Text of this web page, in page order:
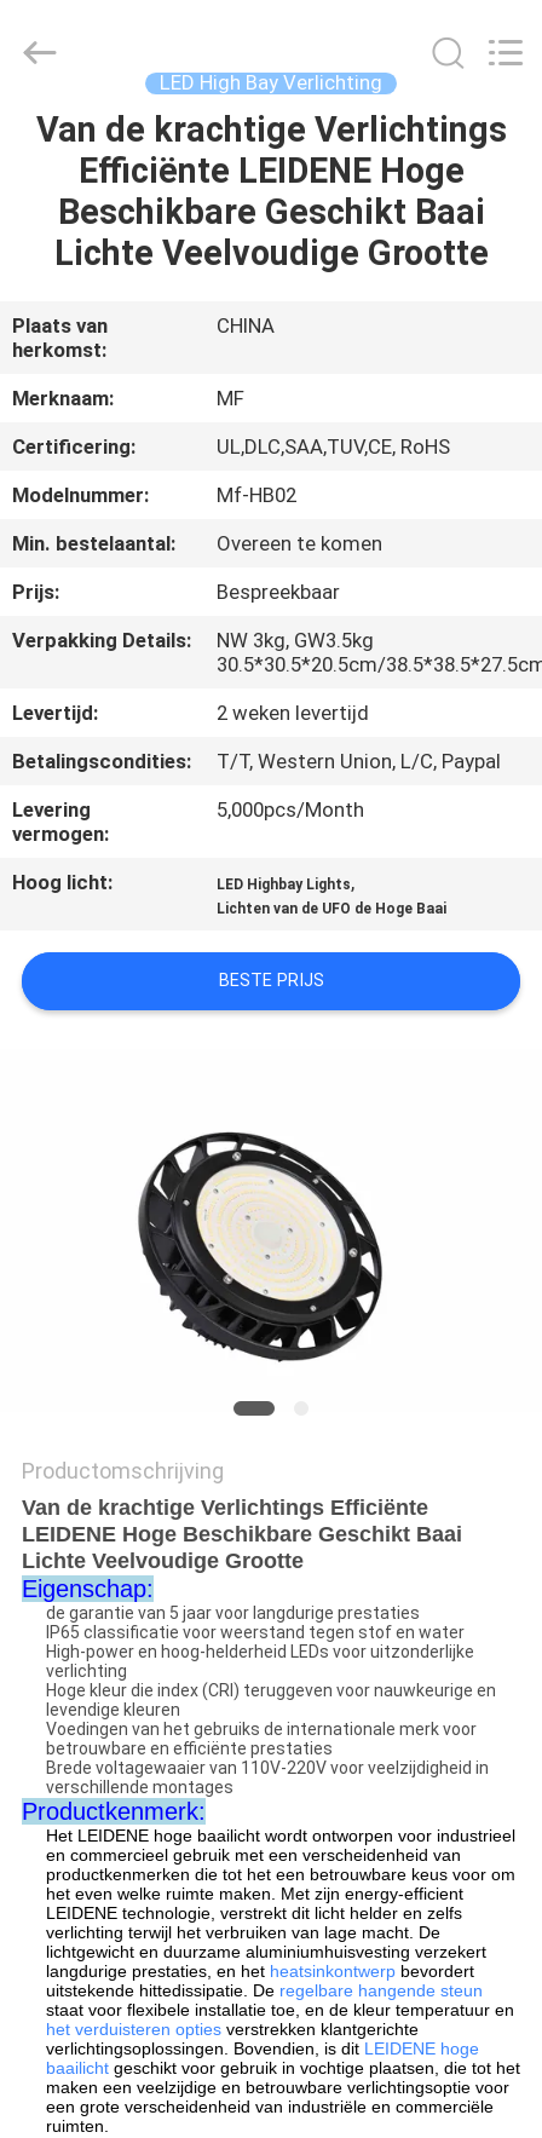
HUIS
PRODUCTEN
OVER
ONS
FABRIEKSREIS
KWALITEITSCONTROLE
CONTACTEER
VERZOEK
OM EEN
CITAAT
PRIVACY
Co.,Ltd..
LED High Bay Verlichting
Van de krachtige Verlichtings
Efficiënte LEIDENE Hoge
Beschikbare Geschikt Baai
Lichte Veelvoudige Grootte
Plaats van
herkomst:
CHINA
Merknaam:
MF
Certificering:
UL,DLC,SAA,TUV,CE, RoHS
Modelnummer:
Mf-HB02
Min. bestelaantal:
Overeen te komen
Prijs:
Bespreekbaar
Verpakking Details:
NW 3kg, GW3.5kg
30.5*30.5*20.5cm/
Levertijd:
2 weken levertijd
Betalingscondities:
T/T, Western Union, L/C, Paypal
Levering
vermogen:
5,000pcs/Month
Hoog licht: LED Highbay Lights,
Lichten van de UFO de Hoge Baai
BESTE PRIJS
Productomschrijving
Van de krachtige Verlichtings Efficiënte
LEIDENE Hoge Beschikbare Geschikt Baai
Lichte Veelvoudige Grootte
Eigenschap:
de garantie van 5 jaar voor langdurige prestaties
IP65 classificatie voor weerstand tegen stof en water
High-power en hoog-helderheid LEDs voor uitzonderlijke
verlichting
Hoge kleur die index (CRI) teruggeven voor nauwkeurige en
levendige kleuren
Voedingen van het gebruiks de internationale merk voor
betrouwbare en efficiënte prestaties
Brede voltagewaaier van 110V-220V voor veelzijdigheid in
verschillende montages
Productkenmerk:
Het LEIDENE hoge baailicht wordt ontworpen voor industrieel
en commercieel gebruik met een verscheidenheid van
productkenmerken die tot het een betrouwbare keus voor om
het even welke ruimte maken. Met zijn energy-efficient
LEIDENE technologie, verstrekt dit licht helder en zelfs
verlichting terwijl het verbruiken van lage macht. De
lichtgewicht en duurzame aluminiumhuisvesting verzekert
langdurige prestaties, en het heatsinkontwerpbevordert
uitstekende hittedissipatie. De regelbare hangende steun
staat voor flexibele installatie toe, en de kleur temperatuur en
het verduisteren optiesverstrekken klantgerichte
verlichtingsoplossingen. Bovendien, is dit LEIDENE hoge
baailichtgeschikt voor gebruik in vochtige plaatsen, die tot het
maken een veelzijdige en betrouwbare verlichtingsoptie voor
een grote verscheidenheid van industriële en commerciële
ruimten.